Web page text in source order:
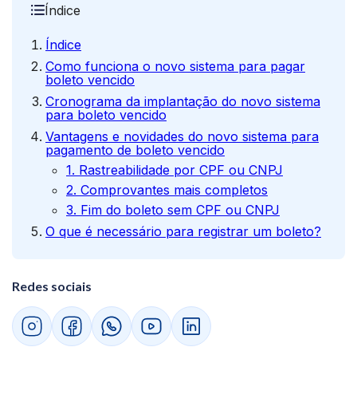
Índice
Índice
Como funciona o novo sistema para pagar
boleto vencido
Cronograma da implantação do novo sistema
para boleto vencido
Vantagens e novidades do novo sistema para
pagamento de boleto vencido
1. Rastreabilidade por CPF ou CNPJ
2. Comprovantes mais completos
3. Fim do boleto sem CPF ou CNPJ
O que é necessário para registrar um boleto?
Redes sociais